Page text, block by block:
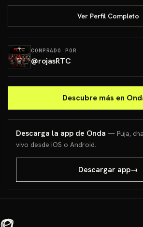
Ver Perfil Completo
COMPRADO POR
@rojasRTC
Descubre más en
Descarga la app de Onda — Puja,
vivo desde iOS o Android.
Descargar app→